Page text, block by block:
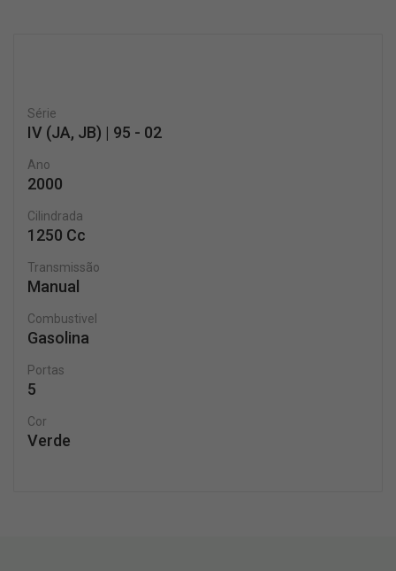
Série
IV (JA, JB) | 95 - 02
Ano
2000
Cilindrada
1250 Cc
Transmissão
Manual
Combustivel
Gasolina
Portas
5
Cor
Verde